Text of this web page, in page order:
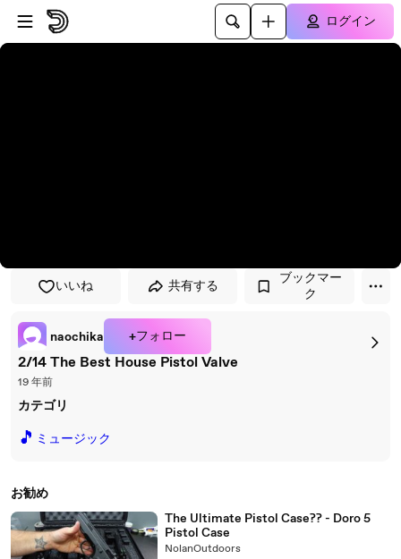
プレイヤーにスキップ
メインコンテンツにスキップ
ログイン
いいね 共有する
ブックマー
ク
naochika +フォロー
2/14 The Best House Pistol Valve
19 年前
カテゴリ
🎵 ミュージック
お勧め
The Ultimate Pistol Case?? - Doro 5
Pistol Case
NolanOutdoors